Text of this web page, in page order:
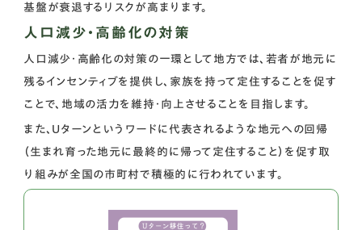
基盤が衰退するリスクが高まります。
人口減少・高齢化の対策
人口減少・高齢化の対策の一環として地方では、若者が地元に
残るインセンティブを提供し、家族を持って定住することを促す
ことで、地域の活力を維持・向上させることを目指します。
また、Uターンというワードに代表されるような地元への回帰
（生まれ育った地元に最終的に帰って定住すること）を促す取
り組みが全国の市町村で積極的に行われています。